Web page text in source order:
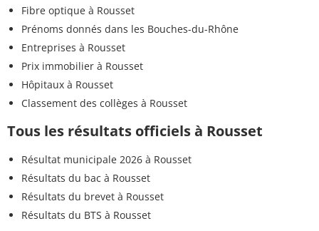
Fibre optique à Rousset
Prénoms donnés dans les Bouches-du-Rhône
Entreprises à Rousset
Prix immobilier à Rousset
Hôpitaux à Rousset
Classement des collèges à Rousset
Tous les résultats officiels à Rousset
Résultat municipale 2026 à Rousset
Résultats du bac à Rousset
Résultats du brevet à Rousset
Résultats du BTS à Rousset